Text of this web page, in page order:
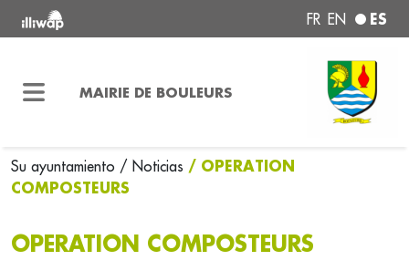
FR EN ES
MAIRIE DE BOULEURS
Su ayuntamiento / Noticias / OPERATION
COMPOSTEURS
OPERATION COMPOSTEURS